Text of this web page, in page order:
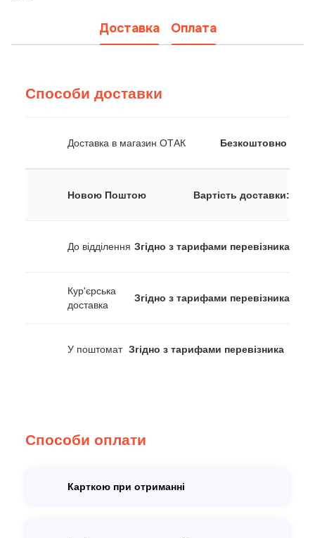
Доставка Оплата
Способи доставки
Доставка в магазин ОТАК Безкоштовно
Новою Поштою Вартість доставки:
До відділення Згідно з тарифами перевізника
Кур'єрська
доставка
Згідно з тарифами перевізника
У поштомат Згідно з тарифами перевізника
Способи оплати
Карткою при отриманні